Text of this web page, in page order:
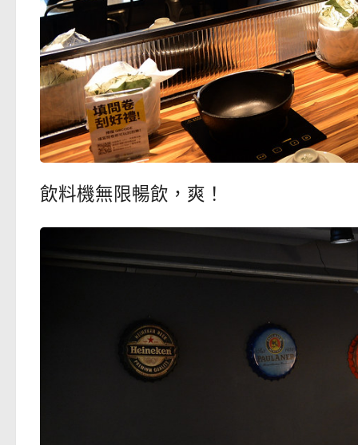
飲料機無限暢飲，爽！